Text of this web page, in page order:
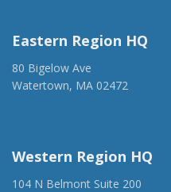
Eastern Region HQ
80 Bigelow Ave
Watertown, MA 02472
Western Region HQ
104 N Belmont Suite 200